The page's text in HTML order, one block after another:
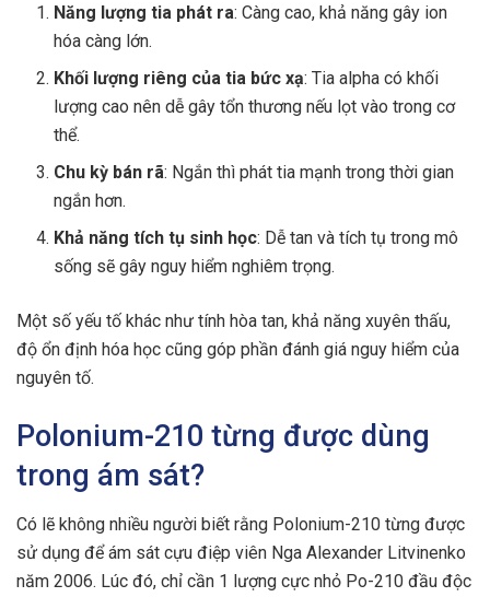
Năng lượng tia phát ra: Càng cao, khả năng gây ion
hóa càng lớn.
Khối lượng riêng của tia bức xạ: Tia alpha có khối
lượng cao nên dễ gây tổn thương nếu lọt vào trong cơ
thể.
Chu kỳ bán rã: Ngắn thì phát tia mạnh trong thời gian
ngắn hơn.
Khả năng tích tụ sinh học: Dễ tan và tích tụ trong mô
sống sẽ gây nguy hiểm nghiêm trọng.
Một số yếu tố khác như tính hòa tan, khả năng xuyên thấu,
độ ổn định hóa học cũng góp phần đánh giá nguy hiểm của
nguyên tố.
Polonium-210 từng được dùng
trong ám sát?
Có lẽ không nhiều người biết rằng Polonium-210 từng được
sử dụng để ám sát cựu điệp viên Nga Alexander Litvinenko
năm 2006. Lúc đó, chỉ cần 1 lượng cực nhỏ Po-210 đầu độc